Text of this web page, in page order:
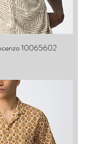
10065602